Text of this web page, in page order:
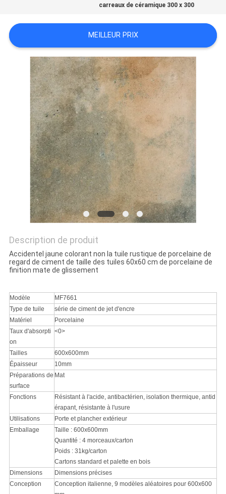
CONTACTER
DEMANDEZ
UN DEVIS
PLAN
POLITIQUE
CONFIDENTIALITÉ
carreaux de céramique 300 x 300
MEILLEUR PRIX
Description de produit
Accidentel jaune colorant non la tuile rustique de porcelaine de
regard de ciment de taille des tuiles 60x60 cm de porcelaine de
finition mate de glissement
Modèle
MF7661
Type de tuile
série de ciment de jet d'encre
Matériel
Porcelaine
Taux d'absorpti
on
<0>
Tailles
600x600mm
Épaisseur
10mm
Préparations de
surface
Mat
Fonctions
Résistant à l'acide, antibactérien, isolation thermique, antid
érapant, résistante à l'usure
Utilisations
Porte et plancher extérieur
Emballage
Taille : 600x600mm
Quantité : 4 morceaux/carton
Poids : 31kg/carton
Cartons standard et palette en bois
Dimensions
Dimensions précises
Conception
Conception italienne, 9 modèles aléatoires pour 600x600